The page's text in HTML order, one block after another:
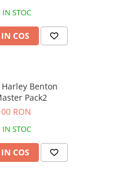
IN STOC
COS
Benton
Pack2
RON
IN STOC
COS